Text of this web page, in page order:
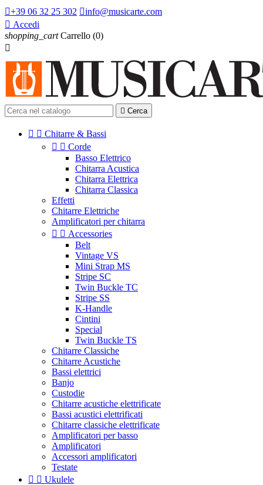
+39 06 32 25 302 info@musicarte.com
 Accedi
shopping_cart Carrello (0)

 Cerca
  Chitarre & Bassi
  Corde
Basso Elettrico
Chitarra Acustica
Chitarra Elettrica
Chitarra Classica
Effetti
Chitarre Elettriche
Amplificatori per chitarra
  Accessories
Belt
Vintage VS
Mini Strap MS
Stripe SC
Twin Buckle TC
Stripe SS
K-Handle
Cintini
Special
Twin Buckle TS
Chitarre Classiche
Chitarre Acustiche
Bassi elettrici
Banjo
Custodie
Chitarre acustiche elettrificate
Bassi acustici elettrificati
Chitarre classiche elettrificate
Amplificatori per basso
Amplificatori
Accessori amplificatori
Testate
  Ukulele